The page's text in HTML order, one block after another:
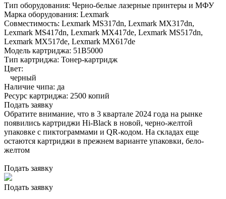
Тип оборудования: Черно-белые лазерные принтеры и МФУ
Марка оборудования: Lexmark
Совместимость: Lexmark MS317dn, Lexmark MX317dn,
Lexmark MS417dn, Lexmark MX417de, Lexmark MS517dn,
Lexmark MX517de, Lexmark MX617de
Модель картриджа: 51B5000
Тип картриджа: Тонер-картридж
Цвет:
черный
Наличие чипа: да
Ресурс картриджа: 2500 копий
Подать заявку
Обратите внимание, что в 3 квартале 2024 года на рынке
появились картриджи Hi-Black в новой, черно-желтой
упаковке с пиктограммами и QR-кодом. На складах еще
остаются картриджи в прежнем варианте упаковки, бело-
желтом
Подать заявку
Подать заявку